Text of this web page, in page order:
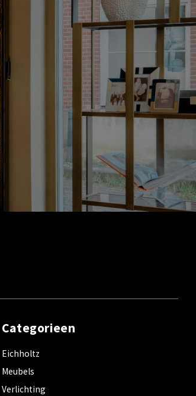
Categorieen
Eichholtz
Meubels
Verlichting